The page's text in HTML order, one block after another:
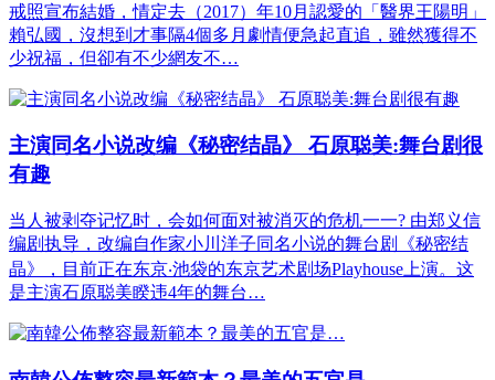
戒照宣布結婚，情定去（2017）年10月認愛的「醫界王陽明」
賴弘國，沒想到才事隔4個多月劇情便急起直追，雖然獲得不
少祝福，但卻有不少網友不…
主演同名小说改编《秘密结晶》 石原聪美:舞台剧很
有趣
当人被剥夺记忆时，会如何面对被消灭的危机一一? 由郑义信
编剧执导，改编自作家小川洋子同名小说的舞台剧《秘密结
晶》，目前正在东京‧池袋的东京艺术剧场Playhouse上演。这
是主演石原聪美睽违4年的舞台…